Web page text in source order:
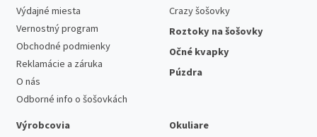
Výdajné miesta
Vernostný program
Obchodné podmienky
Reklamácie a záruka
O nás
Odborné info o šošovkách
Crazy šošovky
Roztoky na šošovky
Očné kvapky
Púzdra
Výrobcovia
Okuliare